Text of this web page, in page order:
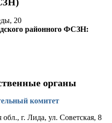
20
районного ФСЗН:
органы
комитет
обл., г. Лида, ул. Советская, 8